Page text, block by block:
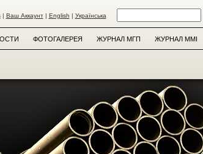
| Ваш Аккаунт | English | Українська
ФОТОГАЛЕРЕЯ ЖУРНАЛ МГП ЖУРНАЛ MMI